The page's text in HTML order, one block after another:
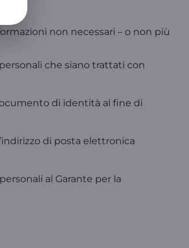
non necessari – o non più
che siano trattati con
di identità al fine di
di posta elettronica
al Garante per la